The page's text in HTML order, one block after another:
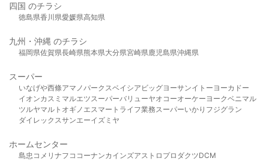
四国 のチラシ
徳島県香川県愛媛県高知県
九州・沖縄 のチラシ
福岡県佐賀県長崎県熊本県大分県宮崎県鹿児島県沖縄県
スーパー
いなげや西條アマノパークスベイシア ビッグヨーサンイトーヨーカドー
イオンカスミ マルエツスーパーバリューヤオコーオーケー ヨークベニマル
ツルヤマルト オギノ エスマート ライフ業務スーパーいかり フジグラン
ダイレックスサンエーイズミヤ
ホームセンター
島忠 コメリ ナフコ コーナンカインズアストロプロダクツDCM